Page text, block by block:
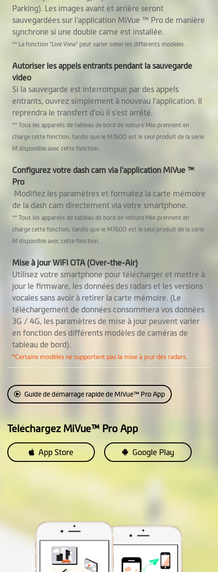
Parking). Les images avant et arrière seront
sauvegardées sur l'application MiVue ™ Pro de manière
synchrone si une double came est installée.
** La fonction "Live View" peut varier selon les différents modèles.
Autoriser les appels entrants pendant la sauvegarde
vidéo
Si la sauvegarde est interrompue par des appels
entrants, ouvrez simplement à nouveau l'application. Il
reprendra le transfert d'où il s'est arrêté.
** Tous les appareils de tableau de bord de voiture Mio prennent en
charge cette fonction, tandis que le M760D est le seul produit de la série
M disponible avec cette fonction.
Configurez votre dash cam via l'application MiVue ™
Pro
Modifiez les paramètres et formatez la carte mémoire
de la dash cam directement via votre smartphone.
** Tous les appareils de tableau de bord de voiture Mio prennent en
charge cette fonction, tandis que le M760D est le seul produit de la série
M disponible avec cette fonction.
Mise à jour WIFI OTA (Over-the-Air)
Utilisez votre smartphone pour télécharger et mettre à
jour le firmware, les données des radars et les versions
vocales sans avoir à retirer la carte mémoire. (Le
téléchargement de données consommera vos données
3G / 4G, les paramètres de mise à jour peuvent varier
en fonction des différents modèles de caméras de
tableau de bord).
*Certains modèles ne supportent pas la mise à jour des radars.
Guide de démarrage rapide de MiVue™ Pro App
Téléchargez MiVue™ Pro App
App Store Google Play